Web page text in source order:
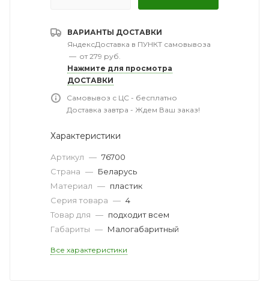
ВАРИАНТЫ ДОСТАВКИ
ЯндексДоставка в ПУНКТ самовывоза
— от 279 руб.
Нажмите для просмотра
ДОСТАВКИ
Самовывоз с ЦС - бесплатно
Доставка завтра - Ждем Ваш заказ!
Характеристики
Артикул — 76700
Страна — Беларусь
Материал — пластик
Серия товара — 4
Товар для — подходит всем
Габариты — Малогабаритный
Все характеристики